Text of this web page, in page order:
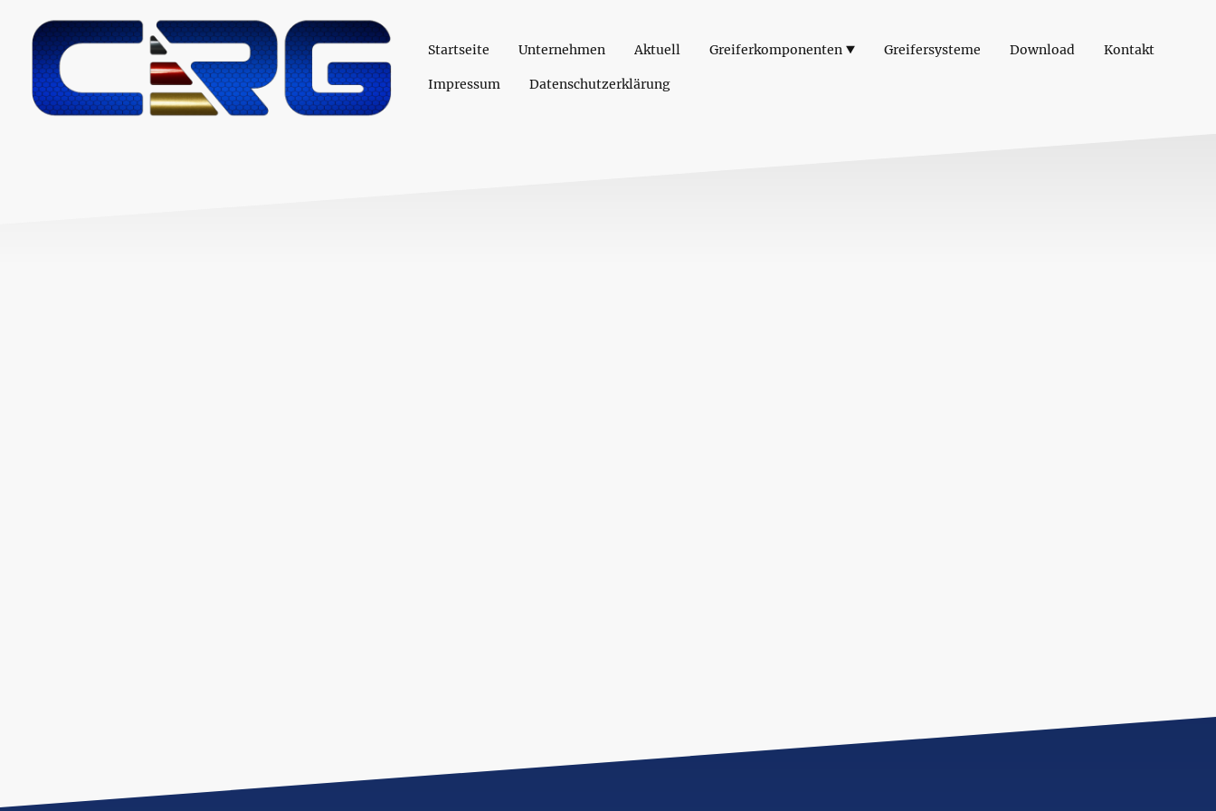
Startseite Unternehmen Aktuell Greiferkomponenten Greifersysteme Download Kontakt
Impressum Datenschutzerklärung